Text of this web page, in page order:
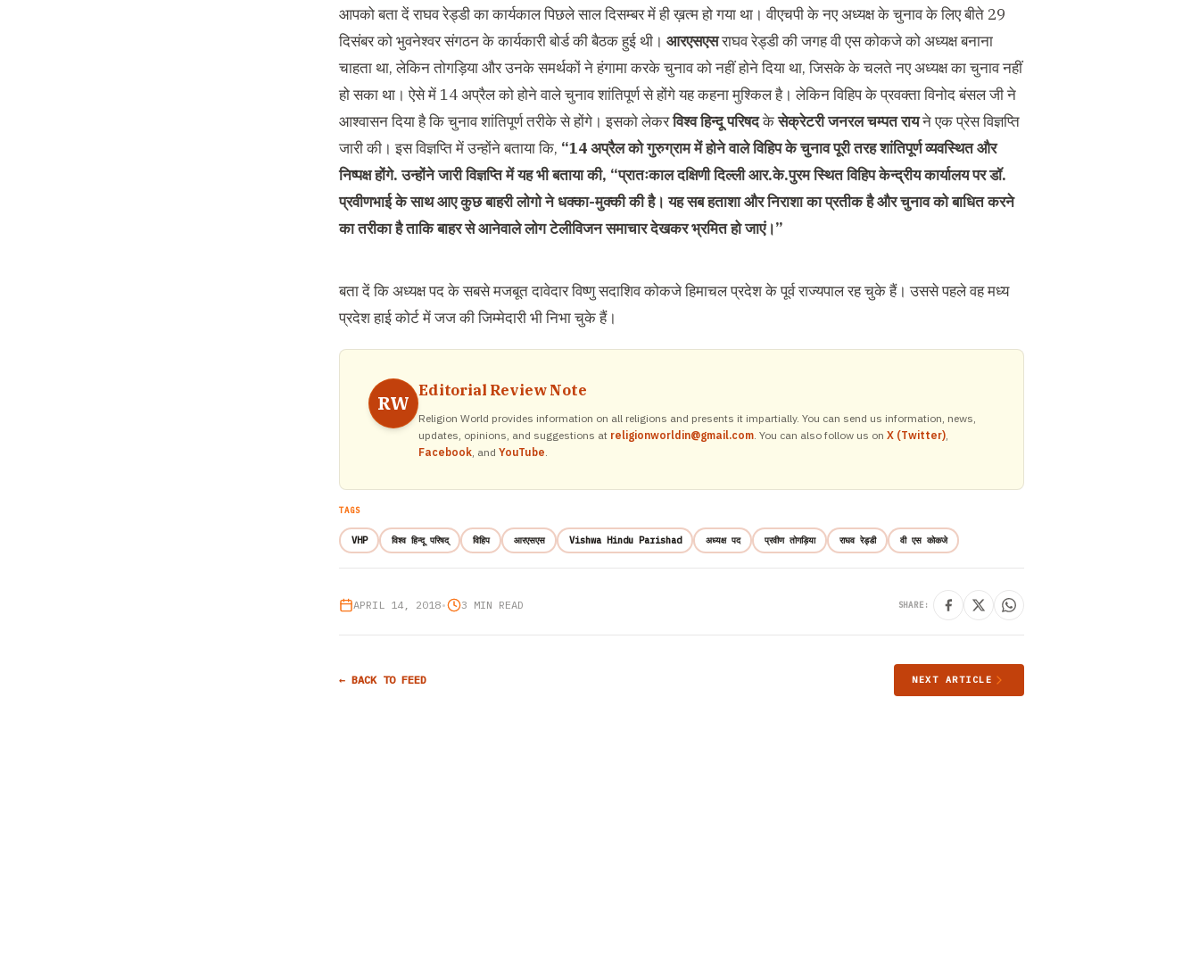
आपको बता दें राघव रेड्डी का कार्यकाल पिछले साल दिसम्बर में ही ख़त्म हो गया था। वीएचपी के नए अध्यक्ष के चुनाव के लिए बीते 29
दिसंबर को भुवनेश्वर संगठन के कार्यकारी बोर्ड की बैठक हुई थी। आरएसएसराघव रेड्डीकी जगह वी एस कोकजे को अध्यक्ष बनाना
चाहता था, लेकिन तोगड़िया और उनके समर्थकों ने हंगामा करके चुनाव को नहीं होने दिया था, जिसके के चलते नए अध्यक्ष का चुनाव नहीं
हो सका था। ऐसे में 14 अप्रैल को होने वाले चुनाव शांतिपूर्ण से होंगे यह कहना मुश्किल है। लेकिन विहिप के प्रवक्ता विनोद बंसल जी ने
आश्वासन दिया है कि चुनाव शांतिपूर्ण तरीके से होंगे। इसको लेकरविश्व हिन्दू परिषदकेसेक्रेटरी जनरल चम्पत रायने एक प्रेस विज्ञप्ति
जारी की। इस विज्ञप्ति में उन्होंने बताया कि, “14 अप्रैल को गुरुग्राम में होने वाले विहिप के चुनाव पूरी तरह शांतिपूर्ण व्यवस्थित और
निष्पक्ष होंगे. उन्होंने जारी विज्ञप्ति में यह भी बताया की, “प्रातःकाल दक्षिणी दिल्ली आर.के.पुरम स्थित विहिप केन्द्रीय कार्यालय पर डॉ.
प्रवीणभाई के साथ आए कुछ बाहरी लोगो ने धक्का-मुक्की की है। यह सब हताशा और निराशा का प्रतीक है और चुनाव को बाधित करने
का तरीका है ताकि बाहर से आनेवाले लोग टेलीविजन समाचार देखकर भ्रमित हो जाएं।”
बता दें कि अध्यक्ष पद के सबसे मजबूत दावेदार विष्णु सदाशिव कोकजे हिमाचल प्रदेश के पूर्व राज्यपाल रह चुके हैं। उससे पहले वह मध्य
प्रदेश हाई कोर्ट में जज की जिम्मेदारी भी निभा चुके हैं।
RW
Editorial Review Note
Religion World provides information on all religions and presents it impartially. You can send us information, news,
updates, opinions, and suggestions at religionworldin@gmail.com. You can also follow us on X (Twitter),
Facebook, and YouTube.
TAGS
VHP विश्व हिन्दू परिषद् विहिप आरएसएस Vishwa Hindu Parishad अध्यक्ष पद प्रवीण तोगड़िया राघव रेड्डी वी एस कोकजे
APRIL 14, 2018• 3 MIN READ SHARE:
← BACK TO FEED NEXT ARTICLE